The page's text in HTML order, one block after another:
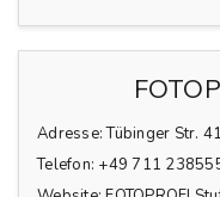
Adresse:Tübinger Str.
Telefon: +49 711